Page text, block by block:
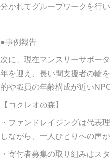
分かれてグループワークを行い
●事例報告
次に、現在マンスリーサポー
年を迎え、長い間支援者の輪
的や職員の年齢構成が近い
【コクレオの森】
・ファンドレイジングは代表
しながら、一人ひとりへの声
・寄付者募集の取り組みはス